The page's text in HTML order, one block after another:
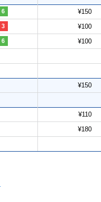
6 ¥150
3 ¥100
6 ¥100
¥150
¥110
¥180